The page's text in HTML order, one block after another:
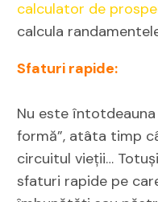
calculator de
calcula
Sfaturi rapide:
Nu este
formă”, atâta timp
circuitulvieții…
sfaturi rapide pe